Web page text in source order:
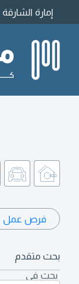
إمارة الشارقة
فرص عمل
بحث متقدم
بحث في